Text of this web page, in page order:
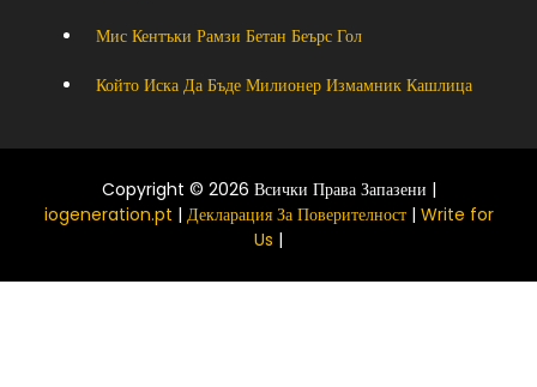
Мис Кентъки Рамзи Бетан Беърс Гол
Който Иска Да Бъде Милионер Измамник Кашлица
Copyright © 2026 Всички Права Запазени |
iogeneration.pt | Декларация За Поверителност| Write for
Us |